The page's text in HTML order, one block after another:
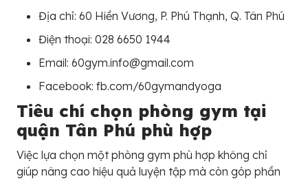
Địa chỉ: 60 Hiền Vương, P. Phú Thạnh, Q. Tân Phú
Điện thoại: 028 6650 1944
Email: 60gym.info@gmail.com
Facebook: fb.com/60gymandyoga
Tiêu chí chọn phòng gym tại
quận Tân Phú phù hợp
Việc lựa chọn một phòng gym phù hợp không chỉ
giúp nâng cao hiệu quả luyện tập mà còn góp phần